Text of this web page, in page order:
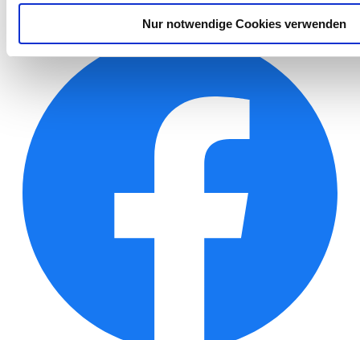
Nur notwendige Cookies verwenden